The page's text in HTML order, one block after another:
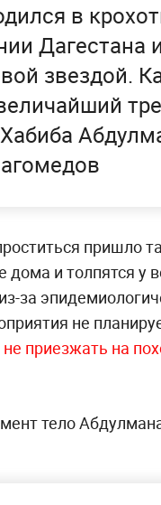
в
Дагестана
звездой.
пришло
и толпятся у
за
не
не приезжать на
тело